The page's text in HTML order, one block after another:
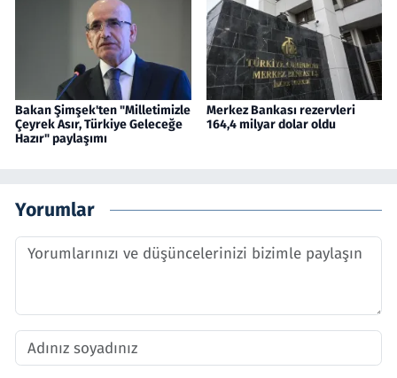
Bakan Şimşek'ten "Milletimizle
Çeyrek Asır, Türkiye Geleceğe
Hazır" paylaşımı
Merkez Bankası rezervleri
164,4 milyar dolar oldu
Yorumlar